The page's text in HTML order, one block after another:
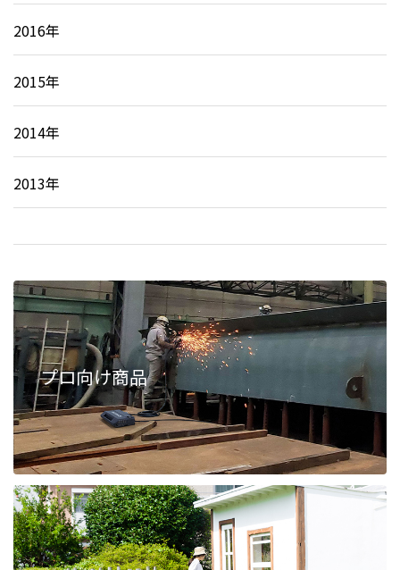
2016年
2015年
2014年
2013年
プロ向け商品